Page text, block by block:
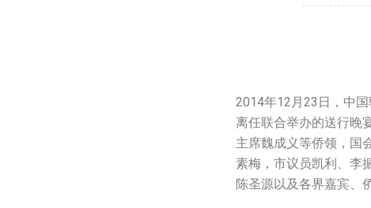
2014年12月23日，中
离任联合举办的送行晚
主席魏成义等侨领，国
素梅，市议员凯利、李
陈圣源以及各界嘉宾、